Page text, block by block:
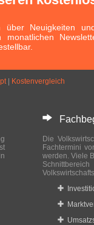
Neuigkeiten
monatlichen
| Kostenvergleich
Die
Fachtermini
werden. Viele